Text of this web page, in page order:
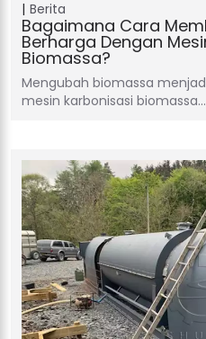
Berita
Bagaimana Cara
Berharga Dengan
Biomassa?
Mengubah biomassa
mesin karbonisasi biomassa…